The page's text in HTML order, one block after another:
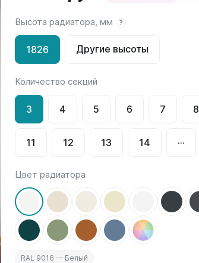
РС и РСК Соло
Соло В
Quadrum Neo 50 V
Quadrum Neo 50 H
Высота радиатора, мм ?
1826 Другие высоты
Количество секций
3 4 5 6 7 8
11 12 13 14 ···
Цвет радиатора
RAL 9016 — Белый